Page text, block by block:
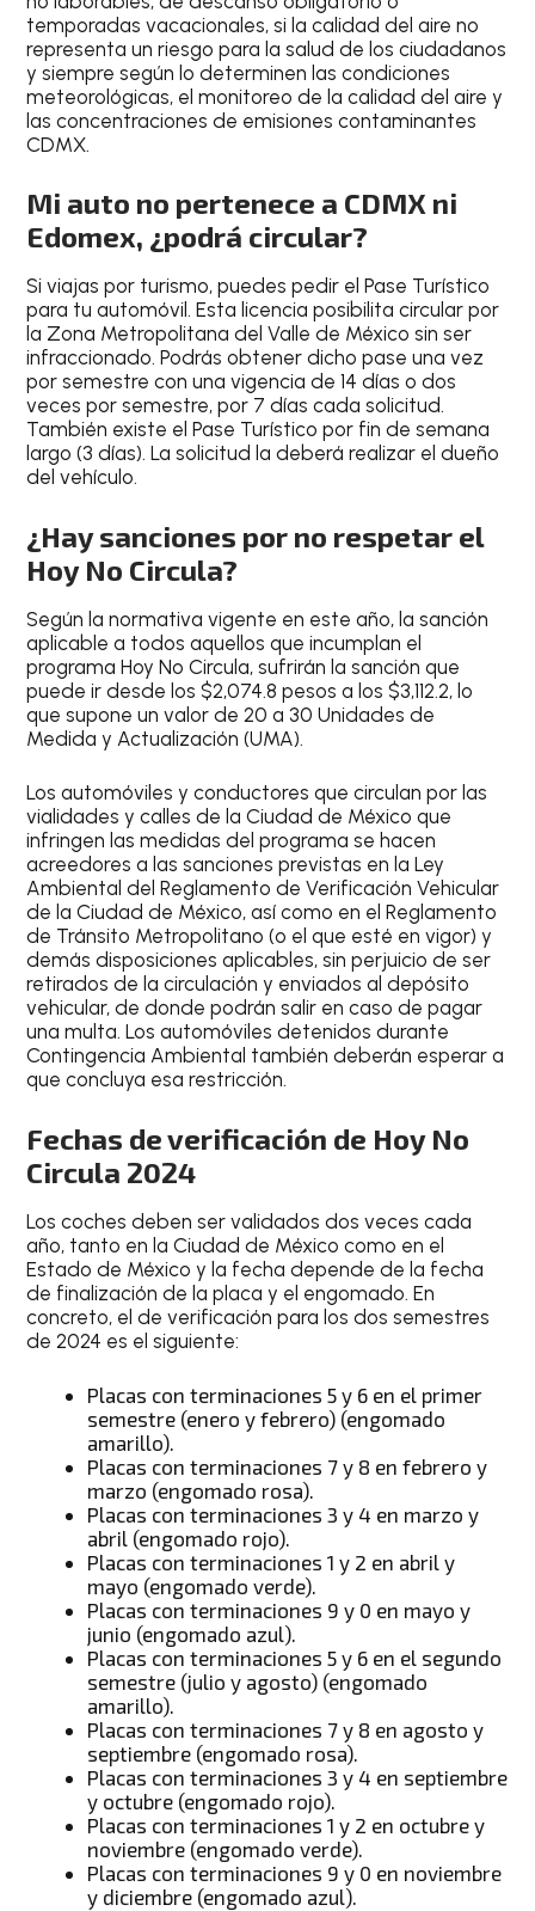
temporadas vacacionales, si la calidad del aire no
representa un riesgo para la salud de los ciudadanos
y siempre según lo determinen las condiciones
meteorológicas, el monitoreo de la calidad del aire y
las concentraciones de emisiones contaminantes
CDMX.
Mi auto no pertenece a CDMX ni
Edomex, ¿podrá circular?
Si viajas por turismo, puedes pedir el Pase Turístico
para tu automóvil. Esta licencia posibilita circular por
la Zona Metropolitana del Valle de México sin ser
infraccionado. Podrás obtener dicho pase una vez
por semestrecon una vigencia de 14 días o dos
veces por semestre, por 7 días cada solicitud.
También existe el Pase Turístico por fin de semana
largo (3 días). La solicitud la deberá realizar el dueño
del vehículo.
¿Hay sanciones por no respetar el
Hoy No Circula?
Según la normativa vigente en este año, la sanción
aplicable a todos aquellos que incumplan el
programa Hoy No Circula,sufrirán la sanción que
puede ir desde los $2,074.8 pesos a los $3,112.2, lo
que supone un valor de 20 a 30 Unidades de
Medida y Actualización (UMA).
Los automóviles y conductores que circulan por las
vialidades y calles de la Ciudad de México que
infringen las medidas del programa se hacen
acreedores a las sanciones previstas en laLey
Ambiental del Reglamento de Verificación Vehicular
de la Ciudad de México, así como en el Reglamento
de Tránsito Metropolitano (o el que esté en vigor) y
demás disposiciones aplicables, sin perjuicio de ser
retirados de la circulación y enviados al depósito
vehicular, de donde podrán salir en caso de pagar
una multa. Los automóviles detenidos durante
Contingencia Ambiental también deberán esperar a
que concluya esa restricción.
Fechas de verificación de Hoy No
Circula 2024
Los coches deben ser validados dos veces cada
año, tanto en la Ciudad de México como en el
Estado de México y la fecha depende de la fecha
de finalización de la placa y el engomado. En
concreto, el de verificación para los dos semestres
de 2024 es el siguiente:
Placas con terminaciones 5 y 6 en el primer
semestre (enero y febrero) (engomado
amarillo).
Placas con terminaciones 7 y 8 en febrero y
marzo (engomado rosa).
Placas con terminaciones 3 y 4 en marzo y
abril (engomado rojo).
Placas con terminaciones 1 y 2 en abril y
mayo (engomado verde).
Placas con terminaciones 9 y 0 en mayo y
junio (engomado azul).
Placas con terminaciones 5 y 6 en el segundo
semestre (julio y agosto) (engomado
amarillo).
Placas con terminaciones 7 y 8 en agosto y
septiembre (engomado rosa).
Placas con terminaciones 3 y 4 en septiembre
y octubre (engomado rojo).
Placas con terminaciones 1 y 2 en octubre y
noviembre (engomado verde).
Placas con terminaciones 9 y 0 en noviembre
y diciembre (engomado azul).